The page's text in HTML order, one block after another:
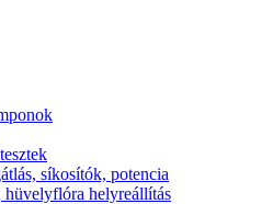
síkosítók, potencia
hüvelyflóra helyreállítás